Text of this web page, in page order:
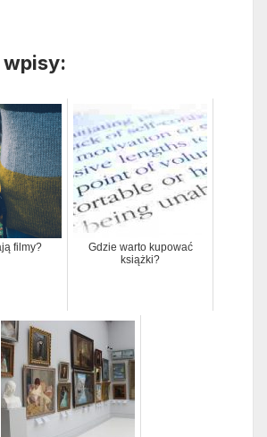
wpisy:
filmy?
Gdzie warto kupować
książki?